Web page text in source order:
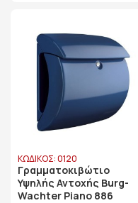
ΚΩΔΙΚΟΣ: 0120
Γραμματοκιβώτιο
Υψηλής Αντοχής Burg-
Wachter Piano 886